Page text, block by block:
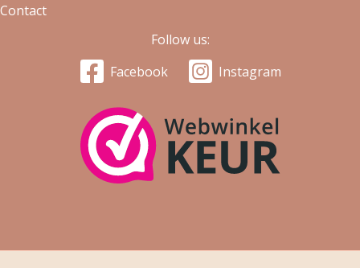
Contact
Follow us:
Facebook
Instagram